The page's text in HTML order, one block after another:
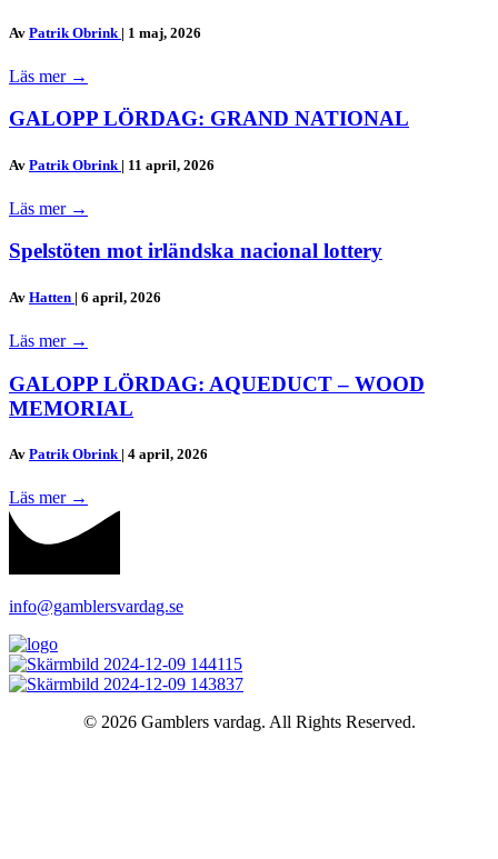
Av Patrik Obrink | 1 maj, 2026
Läs mer →
GALOPP LÖRDAG: GRAND NATIONAL
Av Patrik Obrink | 11 april, 2026
Läs mer →
Spelstöten mot irländska nacional lottery
Av Hatten | 6 april, 2026
Läs mer →
GALOPP LÖRDAG: AQUEDUCT – WOOD
MEMORIAL
Av Patrik Obrink | 4 april, 2026
Läs mer →
info@gamblersvardag.se
© 2026 Gamblers vardag. All Rights Reserved.